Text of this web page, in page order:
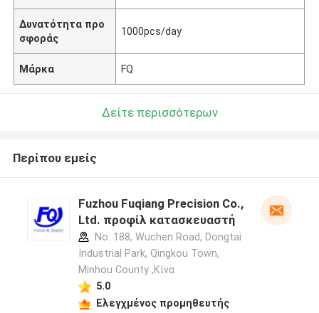
Δυνατότητα προ
σφοράς
1000pcs/day
Μάρκα FQ
Δείτε περισσότερων
Περίπου εμείς
Fuzhou Fuqiang Precision Co.,
Ltd. προφίλ κατασκευαστή
No. 188, Wuchen Road, Dongtai
Industrial Park, Qingkou Town,
Minhou County ,Κίνα
5.0
Ελεγχμένος προμηθευτής